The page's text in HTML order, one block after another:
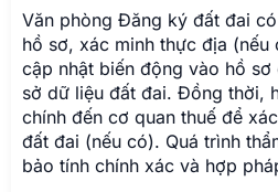
Văn phòng Đăng ký đất đai
hồ sơ, xác minh thực địa (nếu
cập nhật biến động vào hồ
sở dữ liệu đất đai. Đồng thời,
chính đến cơ quan thuế để
đất đai (nếu có). Quá trình
bảo tính chính xác và hợp